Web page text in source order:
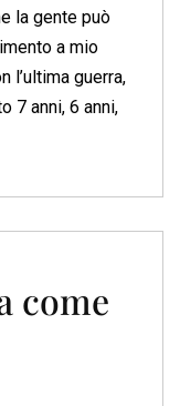
la gente può
a mio
l’ultima guerra,
7 anni, 6 anni,
come